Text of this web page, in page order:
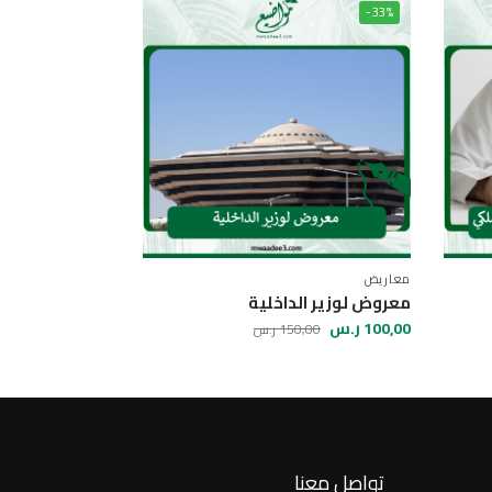
-33%
معاريض
معروض لوزير الداخلية
150,00ر.س 100,00ر.س
تواصل معنا